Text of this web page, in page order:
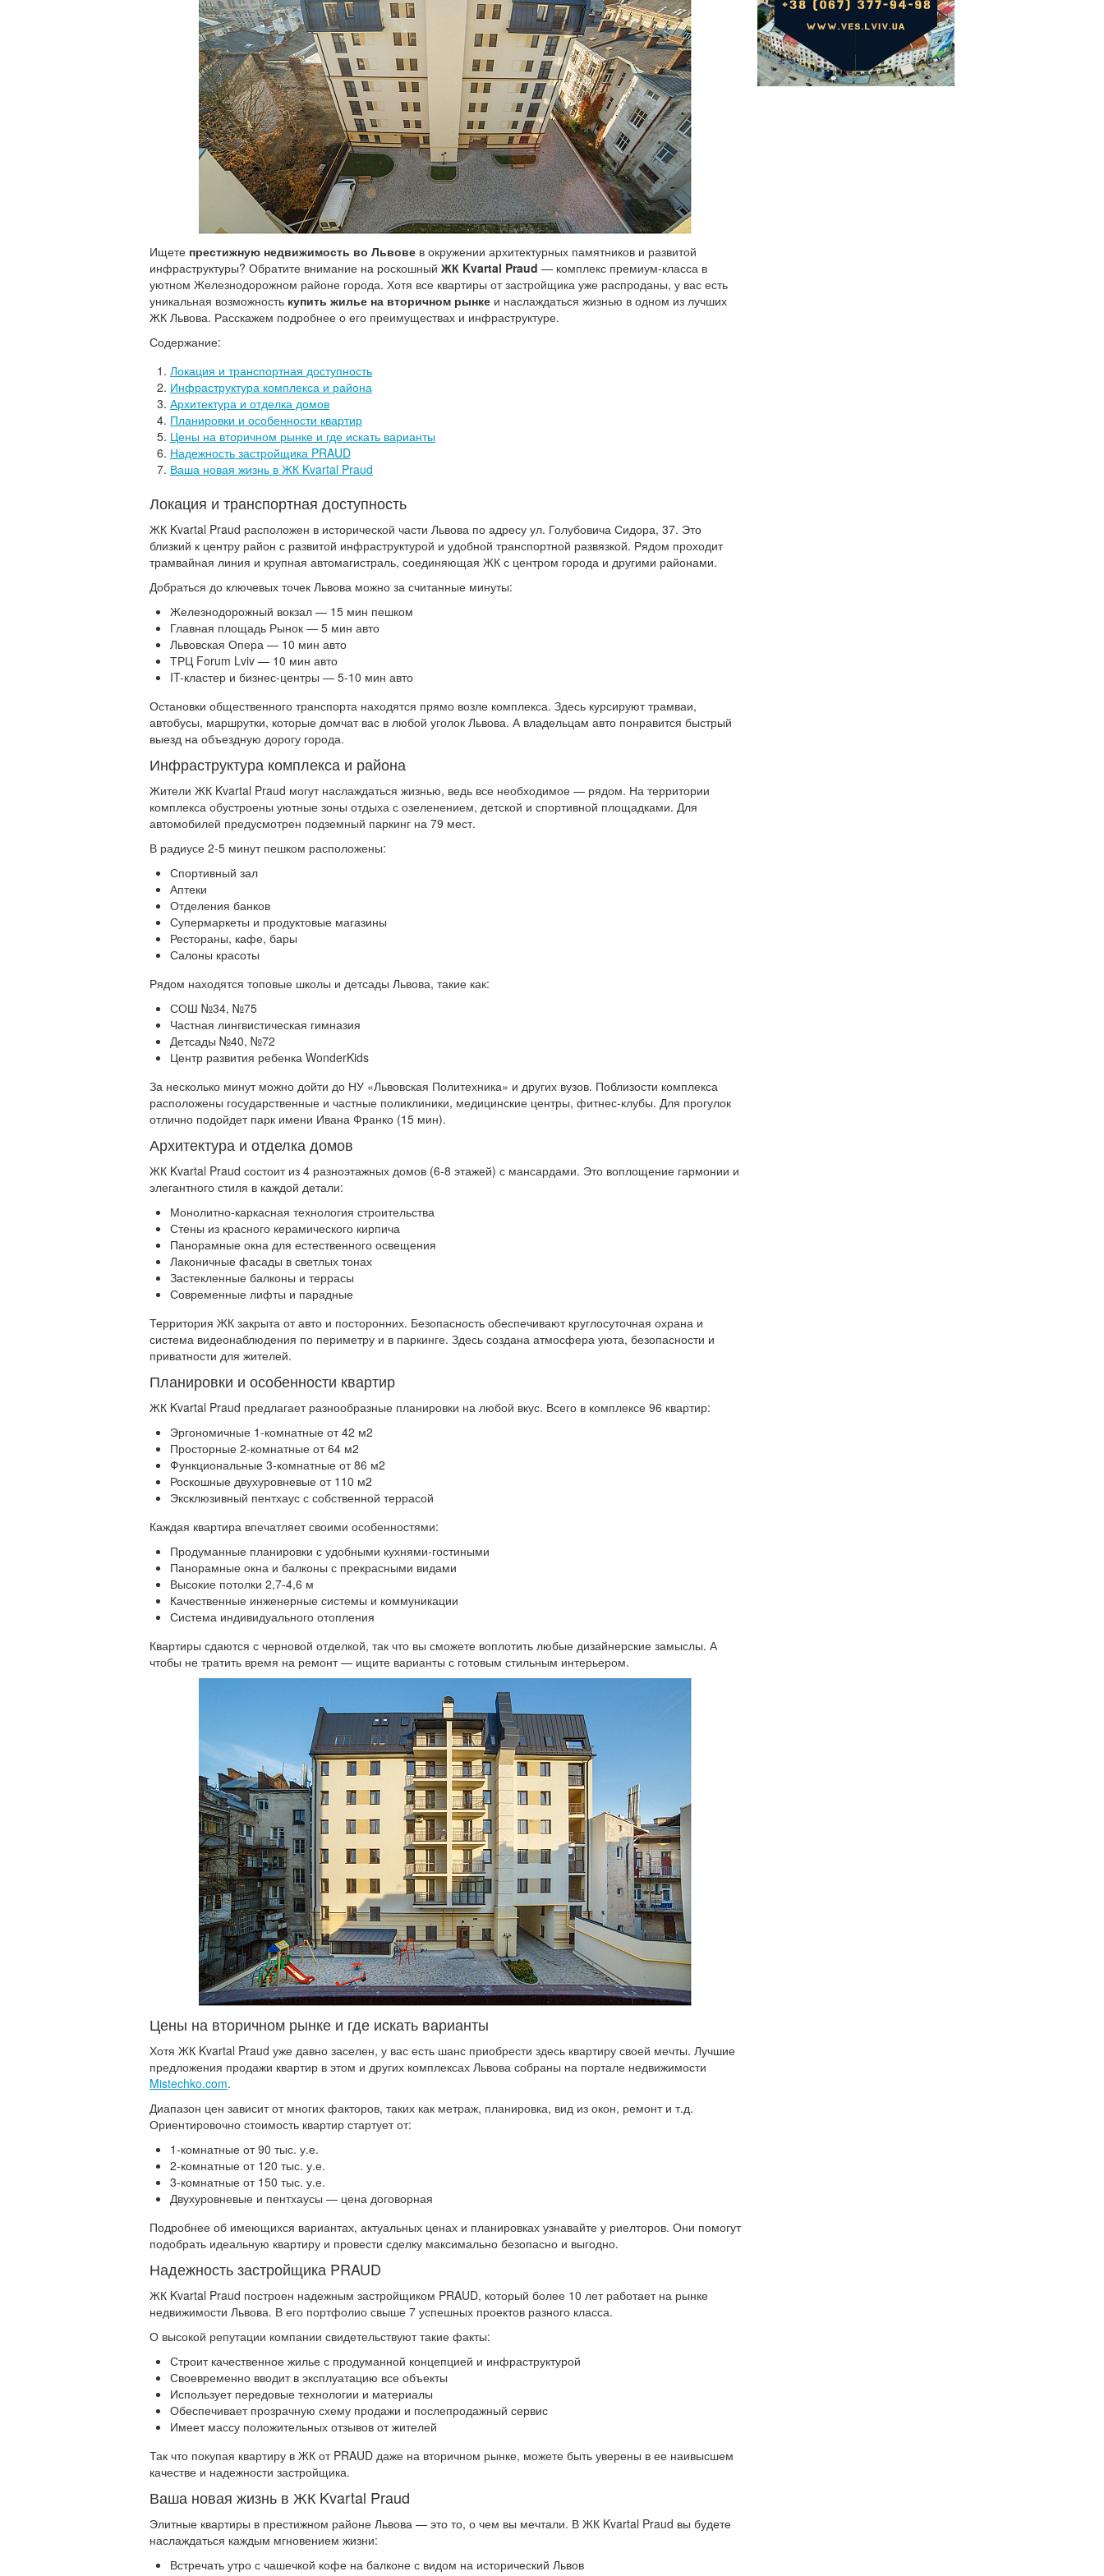
Ищете престижную недвижимость во Львове в окружении архитектурных памятников и развитой
инфраструктуры? Обратите внимание на роскошный ЖК Kvartal Praud — комплекс премиум-класса в
уютном Железнодорожном районе города. Хотя все квартиры от застройщика уже распроданы, у вас есть
уникальная возможность купить жилье на вторичном рынке и наслаждаться жизнью в одном из лучших
ЖК Львова. Расскажем подробнее о его преимуществах и инфраструктуре.
Содержание:
Локация и транспортная доступность
Инфраструктура комплекса и района
Архитектура и отделка домов
Планировки и особенности квартир
Цены на вторичном рынке и где искать варианты
Надежность застройщика PRAUD
Ваша новая жизнь в ЖК Kvartal Praud
Локация и транспортная доступность
ЖК Kvartal Praud расположен в исторической части Львова по адресу ул. Голубовича Сидора, 37. Это
близкий к центру район с развитой инфраструктурой и удобной транспортной развязкой. Рядом проходит
трамвайная линия и крупная автомагистраль, соединяющая ЖК с центром города и другими районами.
Добраться до ключевых точек Львова можно за считанные минуты:
Железнодорожный вокзал — 15 мин пешком
Главная площадь Рынок — 5 мин авто
Львовская Опера — 10 мин авто
ТРЦ Forum Lviv — 10 мин авто
IT-кластер и бизнес-центры — 5-10 мин авто
Остановки общественного транспорта находятся прямо возле комплекса. Здесь курсируют трамваи,
автобусы, маршрутки, которые домчат вас в любой уголок Львова. А владельцам авто понравится быстрый
выезд на объездную дорогу города.
Инфраструктура комплекса и района
Жители ЖК Kvartal Praud могут наслаждаться жизнью, ведь все необходимое — рядом. На территории
комплекса обустроены уютные зоны отдыха с озеленением, детской и спортивной площадками. Для
автомобилей предусмотрен подземный паркинг на 79 мест.
В радиусе 2-5 минут пешком расположены:
Спортивный зал
Аптеки
Отделения банков
Супермаркеты и продуктовые магазины
Рестораны, кафе, бары
Салоны красоты
Рядом находятся топовые школы и детсады Львова, такие как:
СОШ №34, №75
Частная лингвистическая гимназия
Детсады №40, №72
Центр развития ребенка WonderKids
За несколько минут можно дойти до НУ «Львовская Политехника» и других вузов. Поблизости комплекса
расположены государственные и частные поликлиники, медицинские центры, фитнес-клубы. Для прогулок
отлично подойдет парк имени Ивана Франко (15 мин).
Архитектура и отделка домов
ЖК Kvartal Praud состоит из 4 разноэтажных домов (6-8 этажей) с мансардами. Это воплощение гармонии и
элегантного стиля в каждой детали:
Монолитно-каркасная технология строительства
Стены из красного керамического кирпича
Панорамные окна для естественного освещения
Лаконичные фасады в светлых тонах
Застекленные балконы и террасы
Современные лифты и парадные
Территория ЖК закрыта от авто и посторонних. Безопасность обеспечивают круглосуточная охрана и
система видеонаблюдения по периметру и в паркинге. Здесь создана атмосфера уюта, безопасности и
приватности для жителей.
Планировки и особенности квартир
ЖК Kvartal Praud предлагает разнообразные планировки на любой вкус. Всего в комплексе 96 квартир:
Эргономичные 1-комнатные от 42 м2
Просторные 2-комнатные от 64 м2
Функциональные 3-комнатные от 86 м2
Роскошные двухуровневые от 110 м2
Эксклюзивный пентхаус с собственной террасой
Каждая квартира впечатляет своими особенностями:
Продуманные планировки с удобными кухнями-гостиными
Панорамные окна и балконы с прекрасными видами
Высокие потолки 2,7-4,6 м
Качественные инженерные системы и коммуникации
Система индивидуального отопления
Квартиры сдаются с черновой отделкой, так что вы сможете воплотить любые дизайнерские замыслы. А
чтобы не тратить время на ремонт — ищите варианты с готовым стильным интерьером.
Цены на вторичном рынке и где искать варианты
Хотя ЖК Kvartal Praud уже давно заселен, у вас есть шанс приобрести здесь квартиру своей мечты. Лучшие
предложения продажи квартир в этом и других комплексах Львова собраны на портале недвижимости
Mistechko.com.
Диапазон цен зависит от многих факторов, таких как метраж, планировка, вид из окон, ремонт и т.д.
Ориентировочно стоимость квартир стартует от:
1-комнатные от 90 тыс. у.е.
2-комнатные от 120 тыс. у.е.
3-комнатные от 150 тыс. у.е.
Двухуровневые и пентхаусы — цена договорная
Подробнее об имеющихся вариантах, актуальных ценах и планировках узнавайте у риелторов. Они помогут
подобрать идеальную квартиру и провести сделку максимально безопасно и выгодно.
Надежность застройщика PRAUD
ЖК Kvartal Praud построен надежным застройщиком PRAUD, который более 10 лет работает на рынке
недвижимости Львова. В его портфолио свыше 7 успешных проектов разного класса.
О высокой репутации компании свидетельствуют такие факты:
Строит качественное жилье с продуманной концепцией и инфраструктурой
Своевременно вводит в эксплуатацию все объекты
Использует передовые технологии и материалы
Обеспечивает прозрачную схему продажи и послепродажный сервис
Имеет массу положительных отзывов от жителей
Так что покупая квартиру в ЖК от PRAUD даже на вторичном рынке, можете быть уверены в ее наивысшем
качестве и надежности застройщика.
Ваша новая жизнь в ЖК Kvartal Praud
Элитные квартиры в престижном районе Львова — это то, о чем вы мечтали. В ЖК Kvartal Praud вы будете
наслаждаться каждым мгновением жизни:
Встречать утро с чашечкой кофе на балконе с видом на исторический Львов